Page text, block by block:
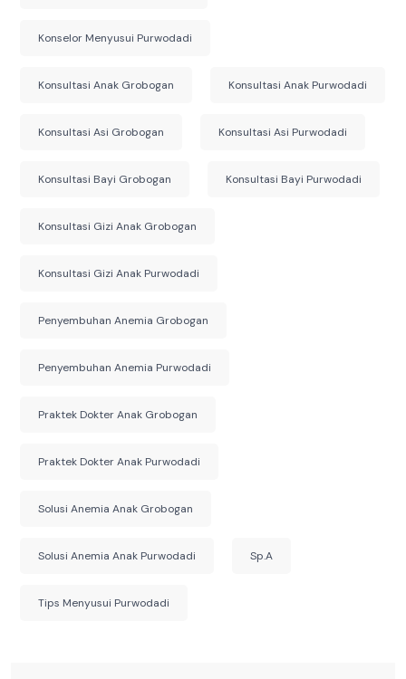
Konselor Menyusui Purwodadi
Konsultasi Anak Grobogan Konsultasi Anak Purwodadi
Konsultasi Asi Grobogan Konsultasi Asi Purwodadi
Konsultasi Bayi Grobogan Konsultasi Bayi Purwodadi
Konsultasi Gizi Anak Grobogan
Konsultasi Gizi Anak Purwodadi
Penyembuhan Anemia Grobogan
Penyembuhan Anemia Purwodadi
Praktek Dokter Anak Grobogan
Praktek Dokter Anak Purwodadi
Solusi Anemia Anak Grobogan
Solusi Anemia Anak Purwodadi Sp.A
Tips Menyusui Purwodadi